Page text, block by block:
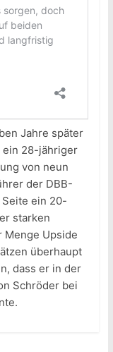
Jahre später
ein 28-jähriger
von neun
der DBB-
ein 20-
starken
Menge Upside
überhaupt
dass er in der
Schröder bei